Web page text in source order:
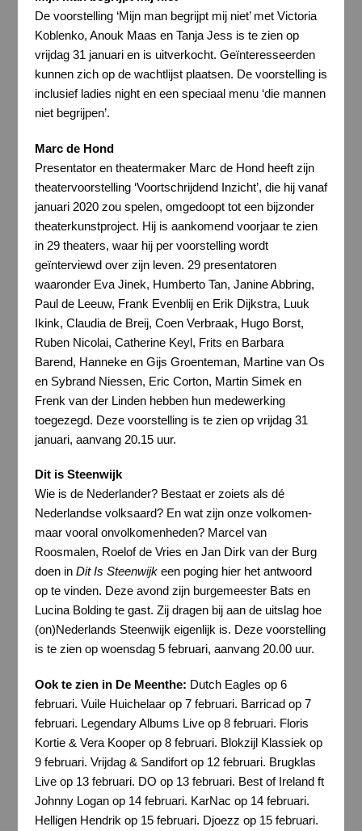
De voorstelling ‘Mijn man begrijpt mij niet’ met Victoria
Koblenko, Anouk Maas en Tanja Jess is te zien op
vrijdag 31 januari en is uitverkocht. Geïnteresseerden
kunnen zich op de wachtlijst plaatsen. De voorstelling is
inclusief ladies night en een speciaal menu ‘die mannen
niet begrijpen’.
Marc de Hond
Presentator en theatermaker Marc de Hond heeft zijn
theatervoorstelling ‘Voortschrijdend Inzicht’, die hij vanaf
januari 2020 zou spelen, omgedoopt tot een bijzonder
theaterkunstproject. Hij is aankomend voorjaar te zien
in 29 theaters, waar hij per voorstelling wordt
geïnterviewd over zijn leven. 29 presentatoren
waaronder Eva Jinek, Humberto Tan, Janine Abbring,
Paul de Leeuw, Frank Evenblij en Erik Dijkstra, Luuk
Ikink, Claudia de Breij, Coen Verbraak, Hugo Borst,
Ruben Nicolai, Catherine Keyl, Frits en Barbara
Barend, Hanneke en Gijs Groenteman, Martine van Os
en Sybrand Niessen, Eric Corton, Martin Simek en
Frenk van der Linden hebben hun medewerking
toegezegd. Deze voorstelling is te zien op vrijdag 31
januari, aanvang 20.15 uur.
Dit is Steenwijk
Wie is de Nederlander? Bestaat er zoiets als dé
Nederlandse volksaard? En wat zijn onze volkomen-
maar vooral onvolkomenheden? Marcel van
Roosmalen, Roelof de Vries en Jan Dirk van der Burg
doen in Dit Is Steenwijk een poging hier het antwoord
op te vinden. Deze avond zijn burgemeester Bats en
Lucina Bolding te gast. Zij dragen bij aan de uitslag hoe
(on)Nederlands Steenwijk eigenlijk is. Deze voorstelling
is te zien op woensdag 5 februari, aanvang 20.00 uur.
Ook te zien in De Meenthe: Dutch Eagles op 6
februari. Vuile Huichelaar op 7 februari. Barricad op 7
februari. Legendary Albums Live op 8 februari. Floris
Kortie & Vera Kooper op 8 februari. Blokzijl Klassiek op
9 februari. Vrijdag & Sandifort op 12 februari. Brugklas
Live op 13 februari. DO op 13 februari. Best of Ireland ft
Johnny Logan op 14 februari. KarNac op 14 februari.
Helligen Hendrik op 15 februari. Djoezz op 15 februari.